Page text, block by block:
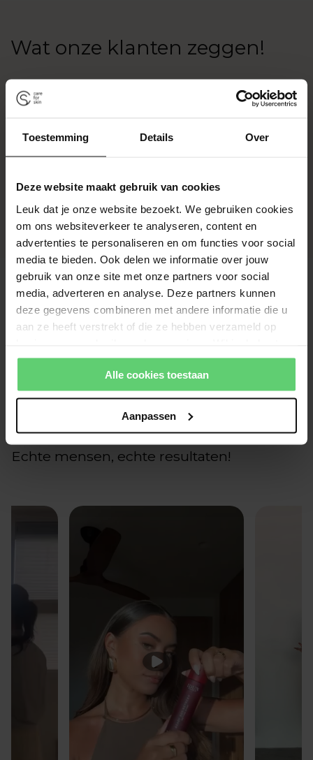
Toestemming Details Over
Deze website maakt gebruik van cookies
Leuk dat je onze website bezoekt. We gebruiken cookies
om ons websiteverkeer te analyseren, content en
advertenties te personaliseren en om functies voor social
media te bieden. Ook delen we informatie over jouw
gebruik van onze site met onze partners voor social
media, adverteren en analyse. Deze partners kunnen
deze gegevens combineren met andere informatie die u
aan ze heeft verstrekt of die ze hebben verzameld op
website-ervaring? Kies dan voor alle cookies. Meer
informatie over cookies vind je in onze Privacy Policy.
Alle cookies toestaan
Aanpassen
Wat onze klanten zeggen!
Klantbeoordelingen
Wees de eerste om een beoordeling te schrijven
Schrijf een beoordeling
Geen items gevonden
Echte mensen, echte resultaten!